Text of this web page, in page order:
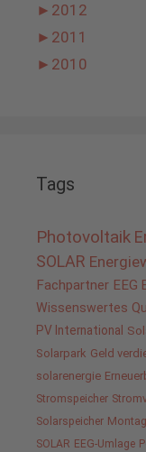
► 2012
► 2011
► 2010
Tags
Photovoltaik
SOLAR
Fachpartner EEG
Wissenswertes
PV International
Solarpark Geld
solarenergie
Stromspeicher
Solarspeicher
SOLAR EEG-Umlage